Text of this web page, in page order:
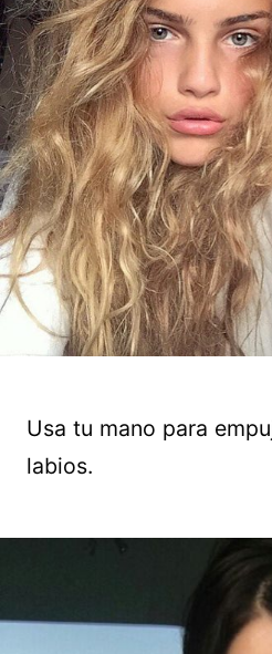
Usa tu mano para
labios.